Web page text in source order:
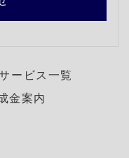
ービス一覧
金案内